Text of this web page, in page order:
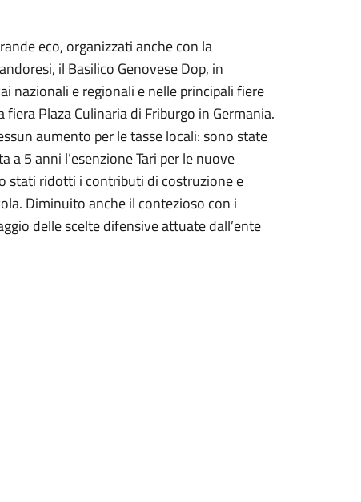
eco, organizzati anche con la
il Basilico Genovese Dop, in
nazionali e regionali e nelle principali fiere
Plaza Culinaria di Friburgo in Germania.
aumento per le tasse locali: sono state
5 anni l’esenzione Tari per le nuove
stati ridotti i contributi di costruzione e
Diminuito anche il contezioso con i
delle scelte difensive attuate dall’ente